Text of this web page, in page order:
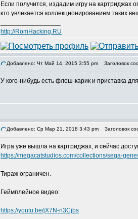
Если получится, издадим игру на картриджах
кто увлекается коллекционированием таких
http://RomHacking.RU
Добавлено: Чт Май 14, 2015 3:55 pm Заголовок
У кого-нибудь есть флеш-карик и приставка
Добавлено: Ср Мар 21, 2018 3:43 pm Заголовок
Игра уже вышла на картриджах, и сейчас
https://megacatstudios.com/collections/sega-
Тираж ограничен.
Геймплейное видео:
https://youtu.be/jX7N-n3Cjbs